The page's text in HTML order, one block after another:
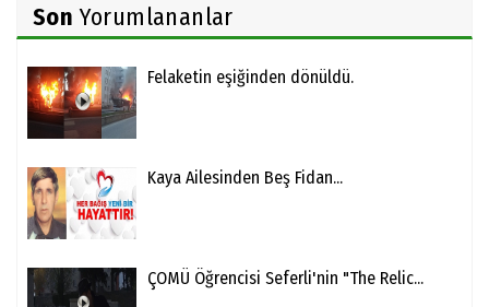
Son Yorumlananlar
Felaketin eşiğinden dönüldü.
Kaya Ailesinden Beş Fidan...
ÇOMÜ Öğrencisi Seferli'nin "The Relic...